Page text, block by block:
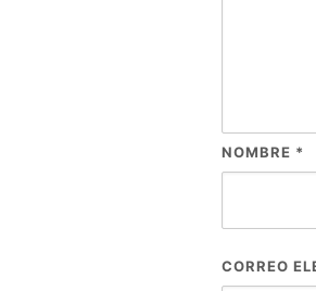
NOMBRE *
CORREO